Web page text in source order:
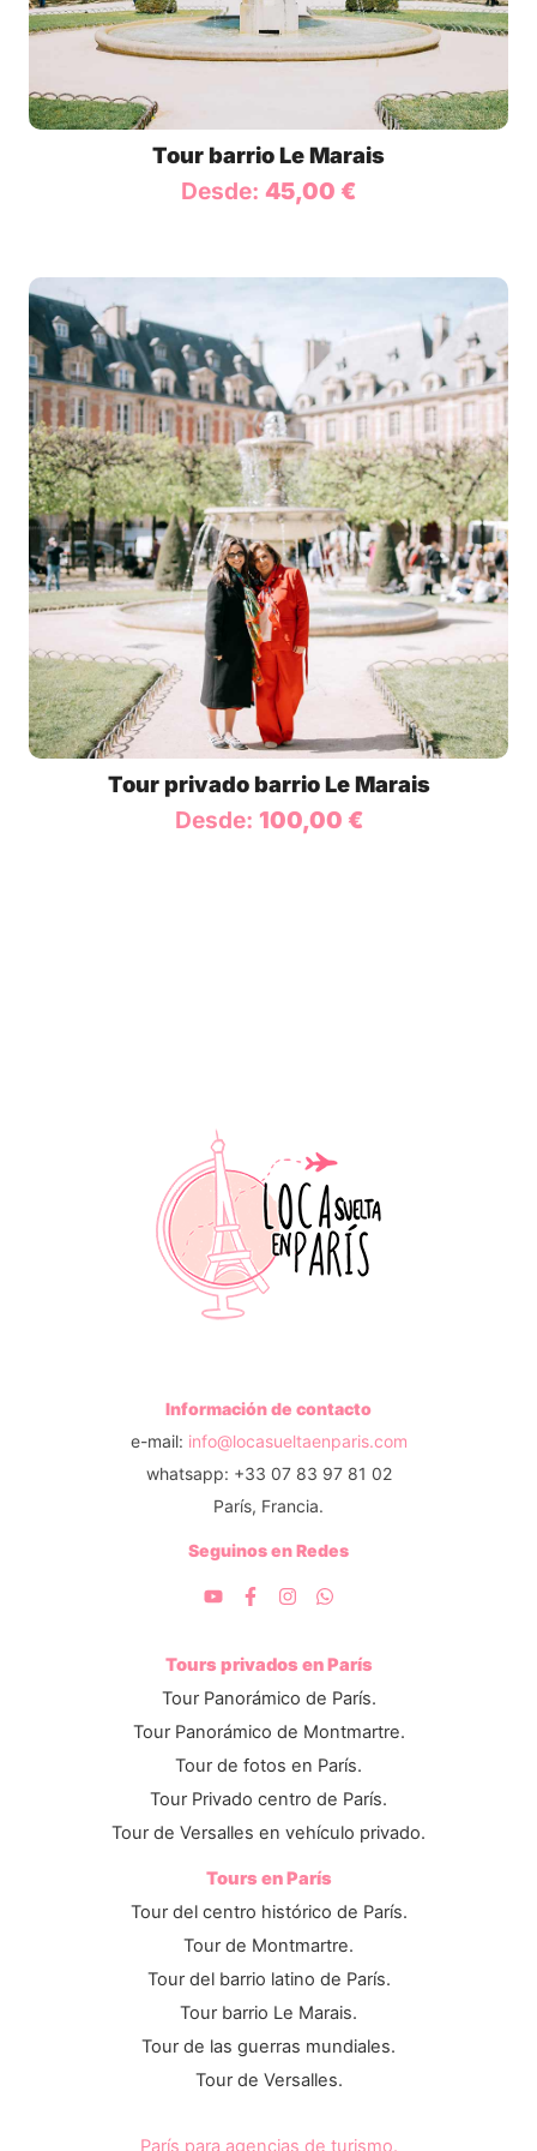
Tour barrio Le Marais
Desde: 45,00 €
Tour privado barrio Le Marais
Desde: 100,00 €
Información de contacto
e-mail: info@locasueltaenparis.com
whatsapp: +33 07 83 97 81 02
París, Francia.
Seguinos en Redes
Tours privados en París
Tour Panorámico de París.
Tour Panorámico de Montmartre.
Tour de fotos en París.
Tour Privado centro de París.
Tour de Versalles en vehículo privado.
Tours en París
Tour del centro histórico de París.
Tour de Montmartre.
Tour del barrio latino de París.
Tour barrio Le Marais.
Tour de las guerras mundiales.
Tour de Versalles.
París para agencias de turismo.